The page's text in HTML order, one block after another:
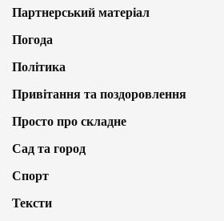
Партнерський матеріал
Погода
Політика
Привітання та поздоровлення
Просто про складне
Сад та город
Спорт
Тексти